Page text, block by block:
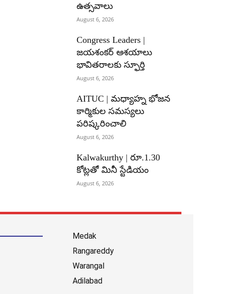
ఉత్సవాలు
August 6, 2026
Congress Leaders |
జయశంకర్ ఆశయాలు
భావితరాలకు స్ఫూర్తి
August 6, 2026
AITUC | మధ్యాహ్న భోజన
కార్మికుల సమస్యలు
పరిష్కరించాలి
August 6, 2026
Kalwakurthy | రూ.1.30
కోట్లతో మినీ స్టేడియం
August 6, 2026
Medak
Rangareddy
Warangal
Adilabad